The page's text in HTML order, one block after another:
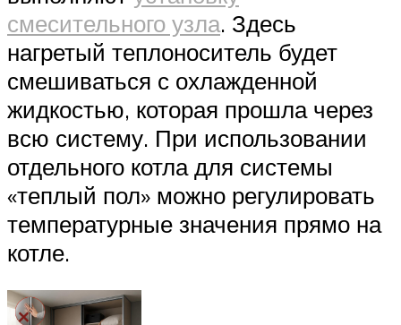
смесительного узла. Здесь
нагретый теплоноситель будет
смешиваться с охлажденной
жидкостью, которая прошла через
всю систему. При использовании
отдельного котла для системы
«теплый пол» можно регулировать
температурные значения прямо на
котле.